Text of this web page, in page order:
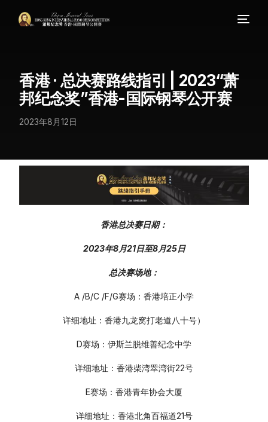
香港 · 总决赛路线指引 | 2023“萧
邦纪念奖”香港-国际钢琴公开赛
2023年8月12日
香港总决赛日期：
2023年8月21日至8月25日
总决赛场地：
A /B/C /F/G赛场：香港培正小学
详细地址：香港九龙窝打老道八十号）
D赛场：伊斯兰脱维善纪念中学
详细地址：香港柴湾翠湾街22号
E赛场：香港青年协会大厦
详细地址：香港北角百福道21号